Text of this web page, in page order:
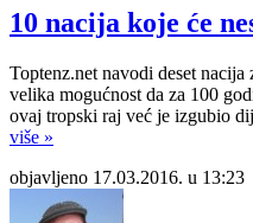
10 nacija koje će
Toptenz.net navodi deset
velika mogućnost da za 100
ovaj tropski raj već je izgubio
više »
objavljeno 17.03.2016. u 13:23